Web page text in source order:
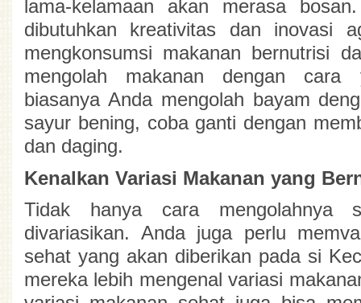
lama-kelamaan akan merasa
dibutuhkan kreativitas dan inovasi
mengkonsumsi makanan bernutrisi
mengolah makanan dengan
biasanya Anda mengolah bayam
sayur bening, coba ganti dengan
dan daging.
Kenalkan Variasi Makanan yang
Tidak hanya cara mengolahnya
divariasikan. Anda juga perlu
sehat yang akan diberikan pada si
mereka lebih mengenal variasi